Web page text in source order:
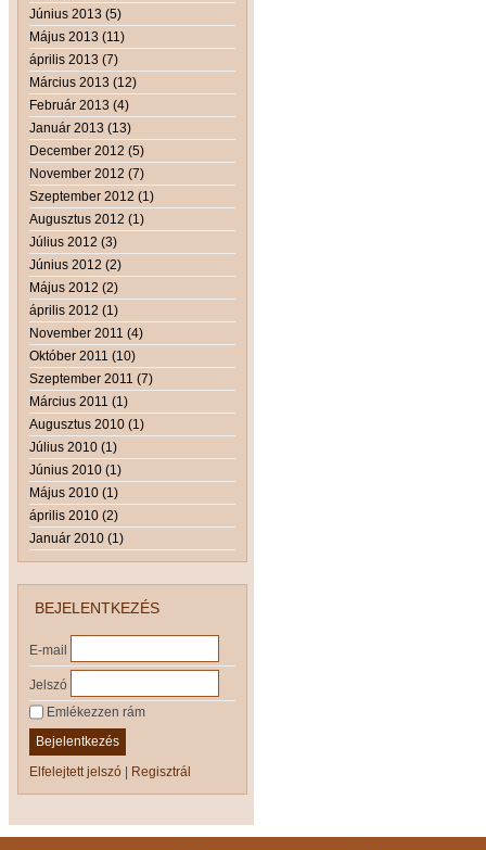
Június 2013 (5)
Május 2013 (11)
április 2013 (7)
Március 2013 (12)
Február 2013 (4)
Január 2013 (13)
December 2012 (5)
November 2012 (7)
Szeptember 2012 (1)
Augusztus 2012 (1)
Július 2012 (3)
Június 2012 (2)
Május 2012 (2)
április 2012 (1)
November 2011 (4)
Október 2011 (10)
Szeptember 2011 (7)
Március 2011 (1)
Augusztus 2010 (1)
Július 2010 (1)
Június 2010 (1)
Május 2010 (1)
április 2010 (2)
Január 2010 (1)
BEJELENTKEZÉS
E-mail
Jelszó
Emlékezzen rám
Bejelentkezés
Elfelejtett jelszó | Regisztrál